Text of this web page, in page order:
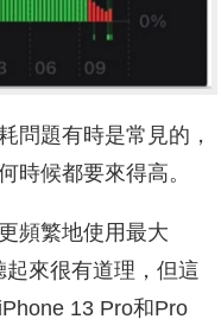
問題有時是常見的，
時候都要來得高。
頻繁地使用最大
來很有道理，但這
13 Pro和Pro